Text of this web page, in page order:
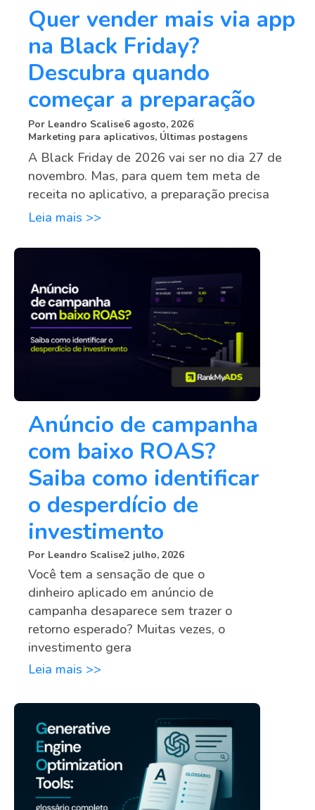
Quer vender mais via app
na Black Friday?
Descubra quando
começar a preparação
Por Leandro Scalise6 agosto, 2026
Marketing para aplicativos, Últimas postagens
A Black Friday de 2026 vai ser no dia 27 de
novembro. Mas, para quem tem meta de
receita no aplicativo, a preparação precisa
Leia mais >>
Anúncio de campanha
com baixo ROAS?
Saiba como identificar
o desperdício de
investimento
Por Leandro Scalise2 julho, 2026
Você tem a sensação de que o
dinheiro aplicado em anúncio de
campanha desaparece sem trazer o
retorno esperado? Muitas vezes, o
investimento gera
Leia mais >>